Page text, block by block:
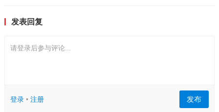
发表回复
请登录后参与评论...
登录• 注册 发布